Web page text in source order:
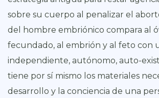
sobre su cuerpo al penalizar el
del hombre embriónico compara al
fecundado, al embrión y al feto con
independiente, autónomo, auto-
tiene por sí mismo los materiales
desarrollo y la conciencia de una